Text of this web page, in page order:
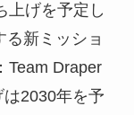
上げを予定し
新ミッショ
Team Draper
2030年を予